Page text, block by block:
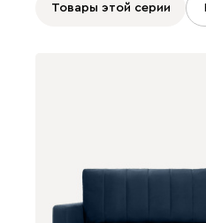
Товары этой серии